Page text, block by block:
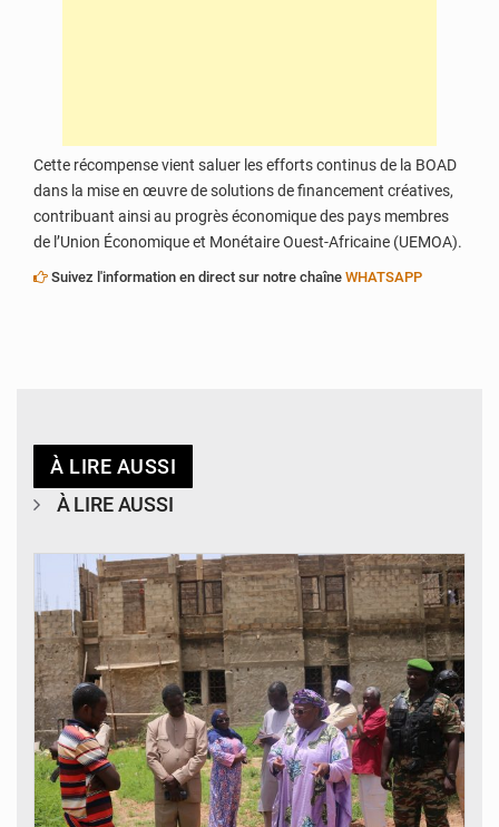
Cette récompense vient saluer les efforts continus de la BOAD
dans la mise en œuvre de solutions de financement créatives,
contribuant ainsi au progrès économique des pays membres
de l’Union Économique et Monétaire Ouest-Africaine (UEMOA).
Suivez l'information en direct sur notre chaîne WHATSAPP
À LIRE AUSSI
À LIRE AUSSI